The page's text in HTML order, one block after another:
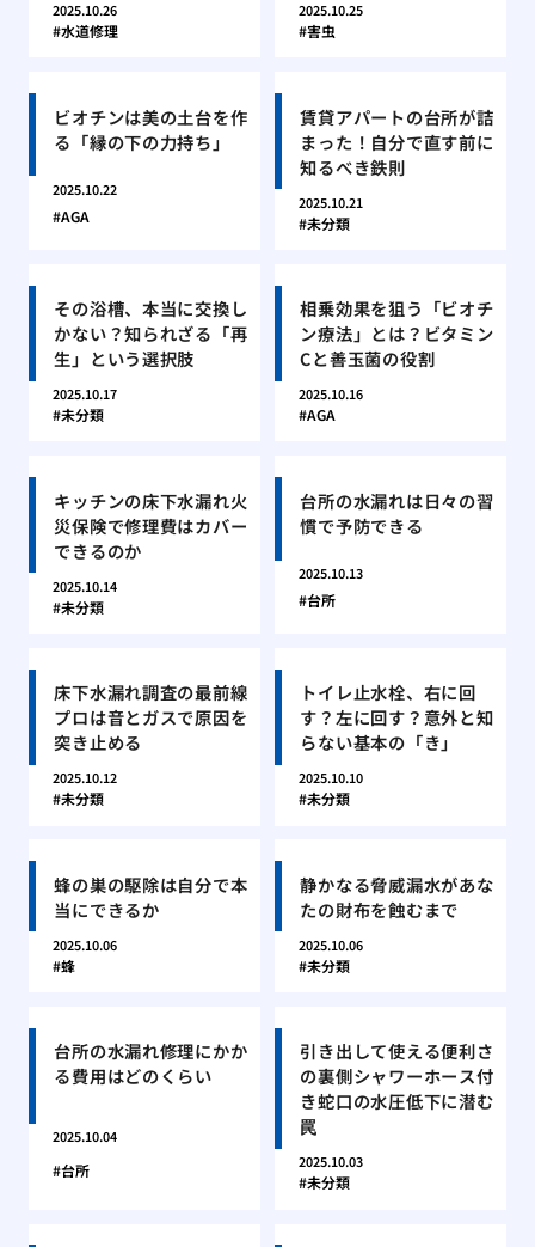
2025.10.26
水道修理
2025.10.25
害虫
ビオチンは美の土台を作
る「縁の下の力持ち」
2025.10.22
AGA
賃貸アパートの台所が詰
まった！自分で直す前に
知るべき鉄則
2025.10.21
未分類
その浴槽、本当に交換し
かない？知られざる「再
生」という選択肢
2025.10.17
未分類
相乗効果を狙う「ビオチ
ン療法」とは？ビタミン
Cと善玉菌の役割
2025.10.16
AGA
キッチンの床下水漏れ火
災保険で修理費はカバー
できるのか
2025.10.14
未分類
台所の水漏れは日々の習
慣で予防できる
2025.10.13
台所
床下水漏れ調査の最前線
プロは音とガスで原因を
突き止める
2025.10.12
未分類
トイレ止水栓、右に回
す？左に回す？意外と知
らない基本の「き」
2025.10.10
未分類
蜂の巣の駆除は自分で本
当にできるか
2025.10.06
蜂
静かなる脅威漏水があな
たの財布を蝕むまで
2025.10.06
未分類
台所の水漏れ修理にかか
る費用はどのくらい
2025.10.04
台所
引き出して使える便利さ
の裏側シャワーホース付
き蛇口の水圧低下に潜む
罠
2025.10.03
未分類